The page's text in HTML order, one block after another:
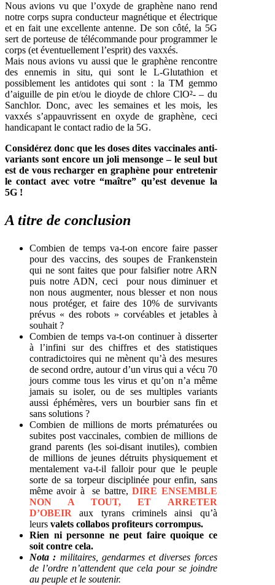
Nous avions vu que l’oxyde de graphène nano rend
notre corps supra conducteur magnétique et électrique
et en fait une excellente antenne. De son côté, la 5G
sert de porteuse de télécommande pour programmer le
corps (et éventuellement l’esprit) des vaxxés.
Mais nous avions vu aussi que le graphène rencontre
des ennemis in situ, qui sont le L-Glutathion et
possiblement les antidotes qui sont : la TM gemmo
d’aiguille de pin et/ou le dioyde de chlore ClO²- – du
Sanchlor. Donc, avec les semaines et les mois, les
vaxxés s’appauvrissent en oxyde de graphène, ceci
handicapant le contact radio de la 5G.
Considérez donc que les doses dites vaccinales anti-
variants sont encore un joli mensonge – le seul but
est de vous recharger en graphène pour entretenir
le contact avec votre “maître” qu’est devenue la
5G !
A titre de conclusion
Combien de temps va-t-on encore faire passer
pour des vaccins, des soupes de Frankenstein
qui ne sont faites que pour falsifier notre ARN
puis notre ADN, ceci pour nous diminuer et
non nous augmenter, nous blesser et non nous
nous protéger, et faire des 10% de survivants
prévus « des robots » corvéables et jetables à
souhait ?
Combien de temps va-t-on continuer à disserter
à l’infini sur des chiffres et des statistiques
contradictoires qui ne mènent qu’à des mesures
de second ordre, autour d’un virus qui a vécu 70
jours comme tous les virus et qu’on n’a même
jamais su isoler, ou de ses multiples variants
aussi éphémères, vers un bourbier sans fin et
sans solutions ?
Combien de millions de morts prématurées ou
subites post vaccinales, combien de millions de
grand parents (les soi-disant inutiles), combien
de millions de jeunes détruits physiquement et
mentalement va-t-il falloir pour que le peuple
sorte de sa torpeur disciplinée pour enfin, sans
même avoir à se battre,DIRE ENSEMBLE
NON A TOUT, ET ARRETER
D’OBEIR aux tyrans criminels ainsi qu’à
leurs valets collabos profiteurs corrompus.
Rien ni personne ne peut faire quoique ce
soit contre cela.
Nota : militaires, gendarmes et diverses forces
de l’ordre n’attendent que cela pour se joindre
au peuple et le soutenir.